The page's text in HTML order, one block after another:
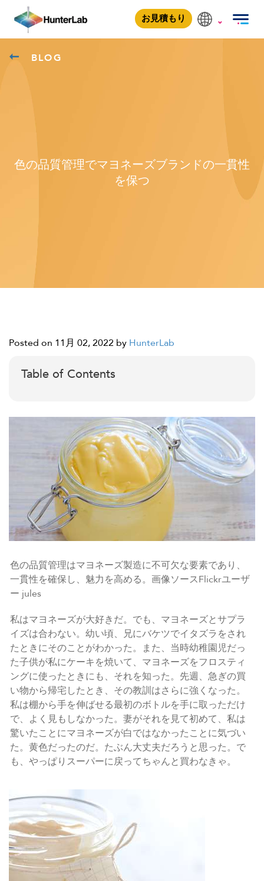
お見積もり
BLOG
色の品質管理でマヨネーズブランドの一貫性
を保つ
Posted on 11月 02, 2022 by HunterLab
Table of Contents
色の品質管理はマヨネーズ製造に不可欠な要素であり、
一貫性を確保し、魅力を高める。画像ソースFlickrユーザ
ー jules
私はマヨネーズが大好きだ。でも、マヨネーズとサプラ
イズは合わない。幼い頃、兄にバケツでイタズラをされ
たときにそのことがわかった。また、当時幼稚園児だっ
た子供が私にケーキを焼いて、マヨネーズをフロスティ
ングに使ったときにも、それを知った。先週、急ぎの買
い物から帰宅したとき、その教訓はさらに強くなった。
私は棚から手を伸ばせる最初のボトルを手に取っただけ
で、よく見もしなかった。妻がそれを見て初めて、私は
驚いたことにマヨネーズが白ではなかったことに気づい
た。黄色だったのだ。たぶん大丈夫だろうと思った。で
も、やっぱりスーパーに戻ってちゃんと買わなきゃ。